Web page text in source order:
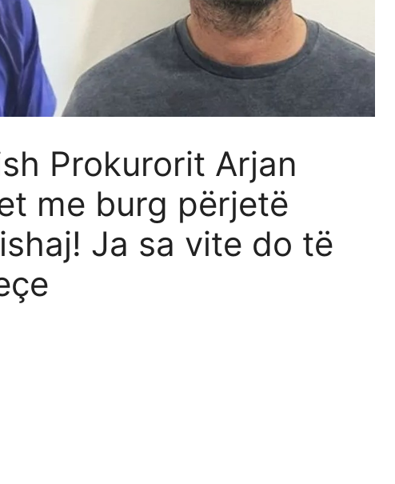
Prokurorit Arjan
me burg përjetë
Ja sa vite do të